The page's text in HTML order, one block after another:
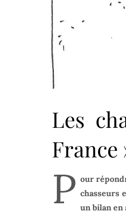
Les
France
P our
chasseurs
un bilan en